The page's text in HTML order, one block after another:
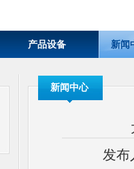
产品设备 新闻
新闻中心
发